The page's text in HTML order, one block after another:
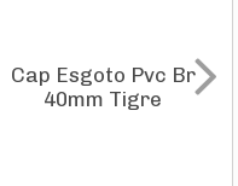
Cap Esgoto Pvc Br
40mm Tigre